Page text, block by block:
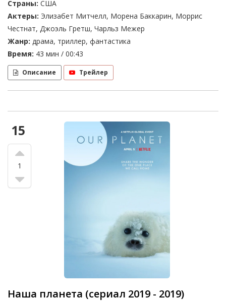
Страны: США
Актеры: Элизабет Митчелл, Морена Баккарин, Моррис
Честнат, Джоэль Гретш, Чарльз Межер
Жанр: драма, триллер, фантастика
Время: 43 мин / 00:43
Описание Трейлер
15
1
Наша планета (сериал 2019 - 2019)